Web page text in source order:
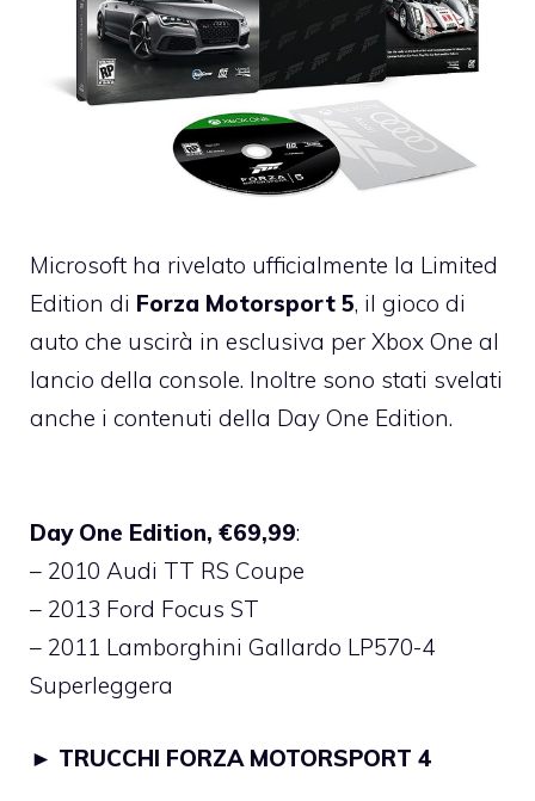
Microsoft ha rivelato ufficialmente la Limited
Edition di Forza Motorsport 5, il gioco di
auto che uscirà in esclusiva per Xbox One al
lancio della console. Inoltre sono stati svelati
anche i contenuti della Day One Edition.
Day One Edition, €69,99:
– 2010 Audi TT RS Coupe
– 2013 Ford Focus ST
– 2011 Lamborghini Gallardo LP570-4
Superleggera
► TRUCCHI FORZA MOTORSPORT 4